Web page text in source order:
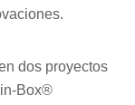
dos proyectos
Box®